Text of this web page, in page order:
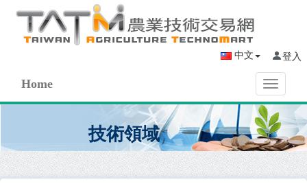
中文 登入
Toggle
Home
技術領域